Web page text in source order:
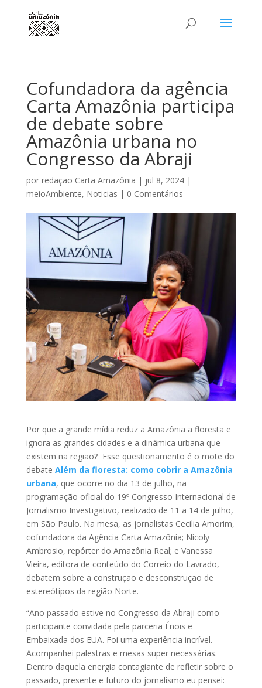
Cofundadora da agência
Carta Amazônia participa
de debate sobre
Amazônia urbana no
Congresso da Abraji
por redação Carta Amazônia | jul 8, 2024|
meioAmbiente, Noticias | 0 Comentários
Por que a grande mídia reduz a Amazônia a floresta e
ignora as grandes cidades e a dinâmica urbana que
existem na região? Esse questionamento é o mote do
debate Além da floresta: como cobrir a Amazônia
urbana, que ocorre no dia 13 de julho, na
programação oficial do 19º Congresso Internacional de
Jornalismo Investigativo, realizado de 11 a 14 de julho,
em São Paulo. Na mesa, as jornalistas Cecilia Amorim,
cofundadora da Agência Carta Amazônia; Nicoly
Ambrosio, repórter do Amazônia Real; e Vanessa
Vieira, editora de conteúdo do Correio do Lavrado,
debatem sobre a construção e desconstrução de
estereótipos da região Norte.
“Ano passado estive no Congresso da Abraji como
participante convidada pela parceria Énois e
Embaixada dos EUA. Foi uma experiência incrível.
Acompanhei palestras e mesas super necessárias.
Dentro daquela energia contagiante de refletir sobre o
passado, presente e futuro do jornalismo eu pensei: